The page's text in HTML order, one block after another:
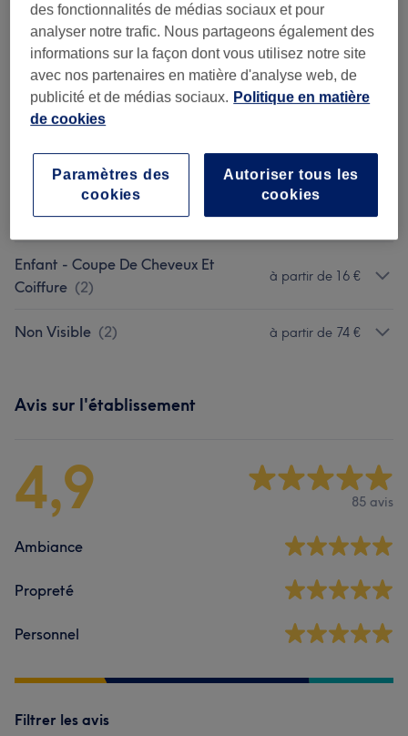
Recherchez dans notre liste de prestations
Coloration Des Racines Femme (4) à partir de 69 €
Femme - Coupe De Cheveux Et
Coiffure (5)
Homme - Coupe De Cheveux Et
Barbier (2)
Enfant - Coupe De Cheveux Et
Coiffure (2)
à partir de 16 €
Non Visible (2) à partir de 74 €
Avis sur l'établissement
4,9 85 avis
Ambiance
Propreté
Personnel
Filtrer les avis
des fonctionnalités de médias sociaux et pour
analyser notre trafic. Nous partageons également des
informations sur la façon dont vous utilisez notre site
avec nos partenaires en matière d'analyse web, de
publicité et de médias sociaux. Politique en matière
de cookies
Autoriser tous les
cookies
Paramètres des
cookies